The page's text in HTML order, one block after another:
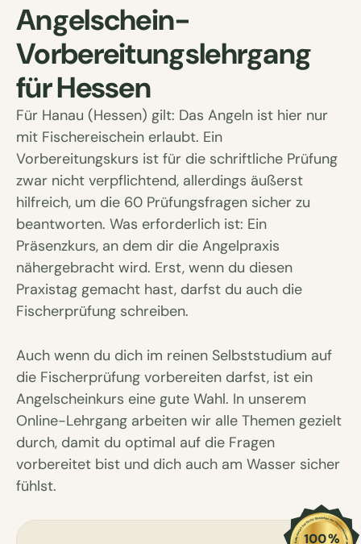
Angelschein-
Vorbereitungslehrgang
für Hessen
Für Hanau (Hessen) gilt: Das Angeln ist hier nur
mit Fischereischein erlaubt. Ein
Vorbereitungskurs ist für die schriftliche Prüfung
zwar nicht verpflichtend, allerdings äußerst
hilfreich, um die 60 Prüfungsfragen sicher zu
beantworten. Was erforderlich ist: Ein
Präsenzkurs, an dem dir die Angelpraxis
nähergebracht wird. Erst, wenn du diesen
Praxistag gemacht hast, darfst du auch die
Fischerprüfung schreiben.
Auch wenn du dich im reinen Selbststudium auf
die Fischerprüfung vorbereiten darfst, ist ein
Angelscheinkurs eine gute Wahl. In unserem
Online-Lehrgang arbeiten wir alle Themen gezielt
durch, damit du optimal auf die Fragen
vorbereitet bist und dich auch am Wasser sicher
fühlst.